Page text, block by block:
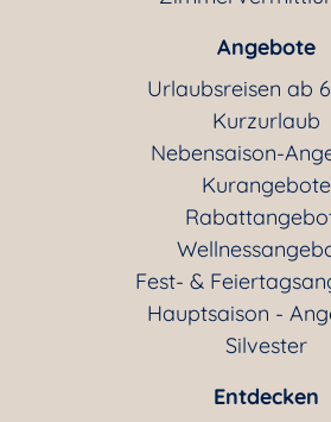
Angebote
Urlaubsreisen ab
Kurzurlaub
Nebensaison-
Kurangebote
Fest- &
Hauptsaison -
Silvester
Entdecken